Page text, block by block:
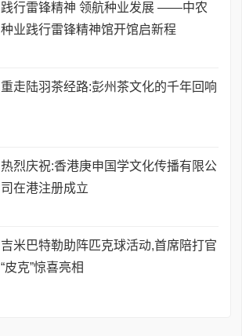
践行雷锋精神 领航种业发展 ——中农
种业践行雷锋精神馆开馆启新程
重走陆羽茶经路:彭州茶文化的千年回响
热烈庆祝:香港庚申国学文化传播有限公
司在港注册成立
吉米巴特勒助阵匹克球活动,首席陪打官
“皮克”惊喜亮相